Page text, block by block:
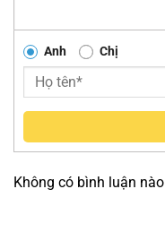
Anh Chị
Không có bình luận nào